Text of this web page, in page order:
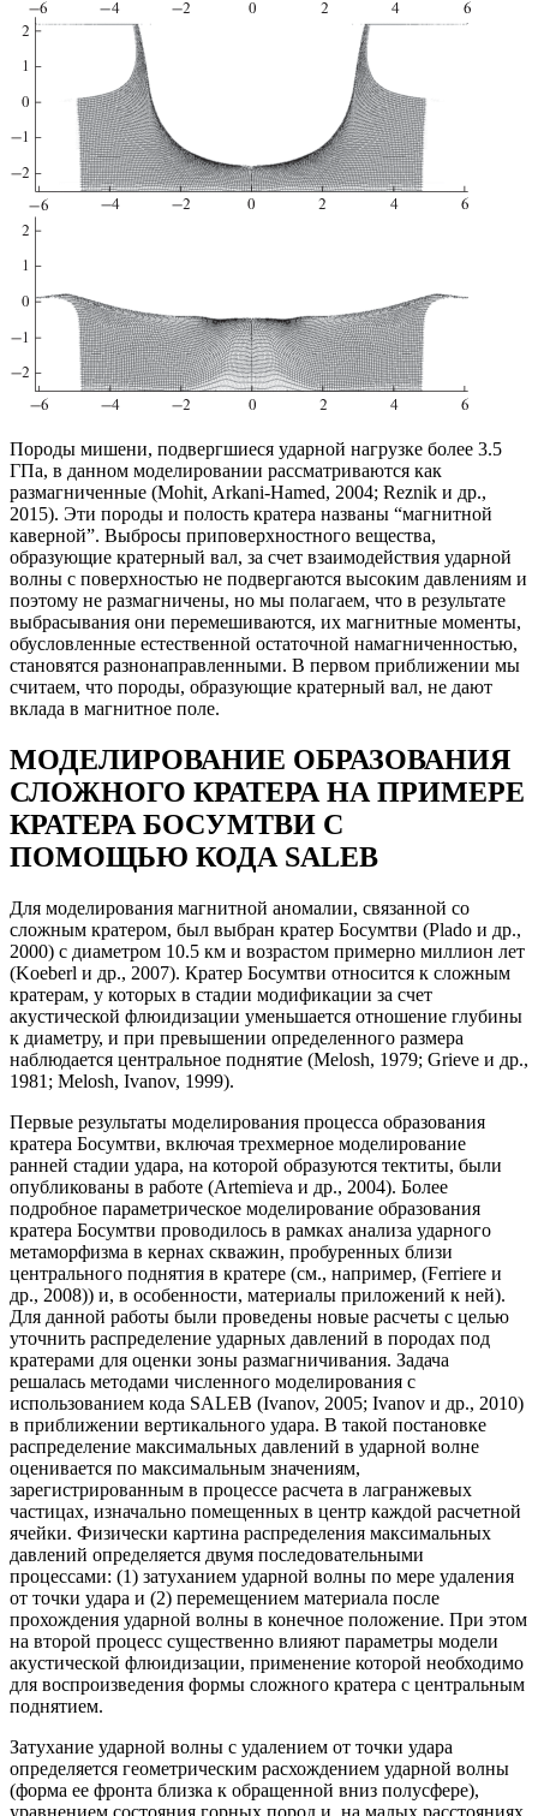
Породы мишени, подвергшиеся ударной нагрузке более 3.5
ГПа, в данном моделировании рассматриваются как
размагниченные (Mohit, Arkani-Hamed, 2004; Reznik и др.,
2015). Эти породы и полость кратера названы “магнитной
каверной”. Выбросы приповерхностного вещества,
образующие кратерный вал, за счет взаимодействия ударной
волны с поверхностью не подвергаются высоким давлениям и
поэтому не размагничены, но мы полагаем, что в результате
выбрасывания они перемешиваются, их магнитные моменты,
обусловленные естественной остаточной намагниченностью,
становятся разнонаправленными. В первом приближении мы
считаем, что породы, образующие кратерный вал, не дают
вклада в магнитное поле.
МОДЕЛИРОВАНИЕ ОБРАЗОВАНИЯ
СЛОЖНОГО КРАТЕРА НА ПРИМЕРЕ
КРАТЕРА БОСУМТВИ С
ПОМОЩЬЮ КОДА SALEB
Для моделирования магнитной аномалии, связанной со
сложным кратером, был выбран кратер Босумтви (Plado и др.,
2000) с диаметром 10.5 км и возрастом примерно миллион лет
(Koeberl и др., 2007). Кратер Босумтви относится к сложным
кратерам, у которых в стадии модификации за счет
акустической флюидизации уменьшается отношение глубины
к диаметру, и при превышении определенного размера
наблюдается центральное поднятие (Melosh, 1979; Grieve и др.,
1981; Melosh, Ivanov, 1999).
Первые результаты моделирования процесса образования
кратера Босумтви, включая трехмерное моделирование
ранней стадии удара, на которой образуются тектиты, были
опубликованы в работе (Artemieva и др., 2004). Более
подробное параметрическое моделирование образования
кратера Босумтви проводилось в рамках анализа ударного
метаморфизма в кернах скважин, пробуренных близи
центрального поднятия в кратере (см., например, (Ferriere и
др., 2008)) и, в особенности, материалы приложений к ней).
Для данной работы были проведены новые расчеты с целью
уточнить распределение ударных давлений в породах под
кратерами для оценки зоны размагничивания. Задача
решалась методами численного моделирования с
использованием кода SALEB (Ivanov, 2005; Ivanov и др., 2010)
в приближении вертикального удара. В такой постановке
распределение максимальных давлений в ударной волне
оценивается по максимальным значениям,
зарегистрированным в процессе расчета в лагранжевых
частицах, изначально помещенных в центр каждой расчетной
ячейки. Физически картина распределения максимальных
давлений определяется двумя последовательными
процессами: (1) затуханием ударной волны по мере удаления
от точки удара и (2) перемещением материала после
прохождения ударной волны в конечное положение. При этом
на второй процесс существенно влияют параметры модели
акустической флюидизации, применение которой необходимо
для воспроизведения формы сложного кратера с центральным
поднятием.
Затухание ударной волны с удалением от точки удара
определяется геометрическим расхождением ударной волны
(форма ее фронта близка к обращенной вниз полусфере),
уравнением состояния горных пород и, на малых расстояниях,